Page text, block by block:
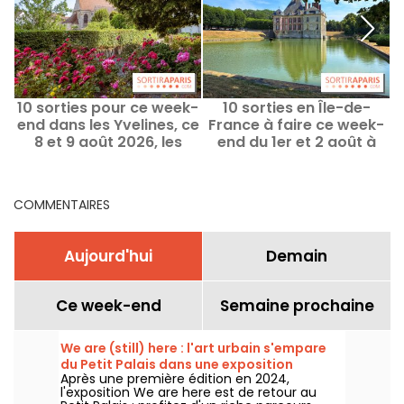
10 sorties pour ce week-
end dans les Yvelines, ce
8 et 9 août 2026, les
10 sorties en Île-de-
France à faire ce week-
end du 1er et 2 août à
COMMENTAIRES
Aujourd'hui Demain
Ce week-end Semaine prochaine
We are (still) here : l'art urbain s'empare
du Petit Palais dans une exposition
gratuite cet été
Après une première édition en 2024,
l'exposition We are here est de retour au